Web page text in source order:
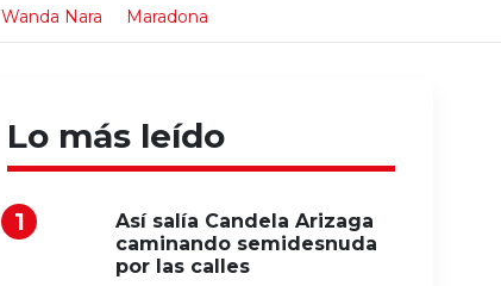
Wanda Nara Maradona
Lo más leído
Así salía Candela Arizaga
caminando semidesnuda
por las calles